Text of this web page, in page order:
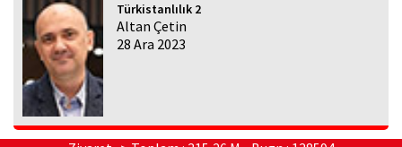
Türkistanlılık 2
Altan Çetin
28 Ara 2023